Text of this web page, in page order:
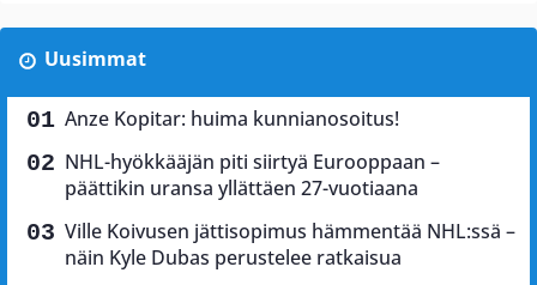
Uusimmat
Anze Kopitar: huima kunnianosoitus!
NHL-hyökkääjän piti siirtyä Eurooppaan –
päättikin uransa yllättäen 27-vuotiaana
Ville Koivusen jättisopimus hämmentää NHL:ssä –
näin Kyle Dubas perustelee ratkaisua